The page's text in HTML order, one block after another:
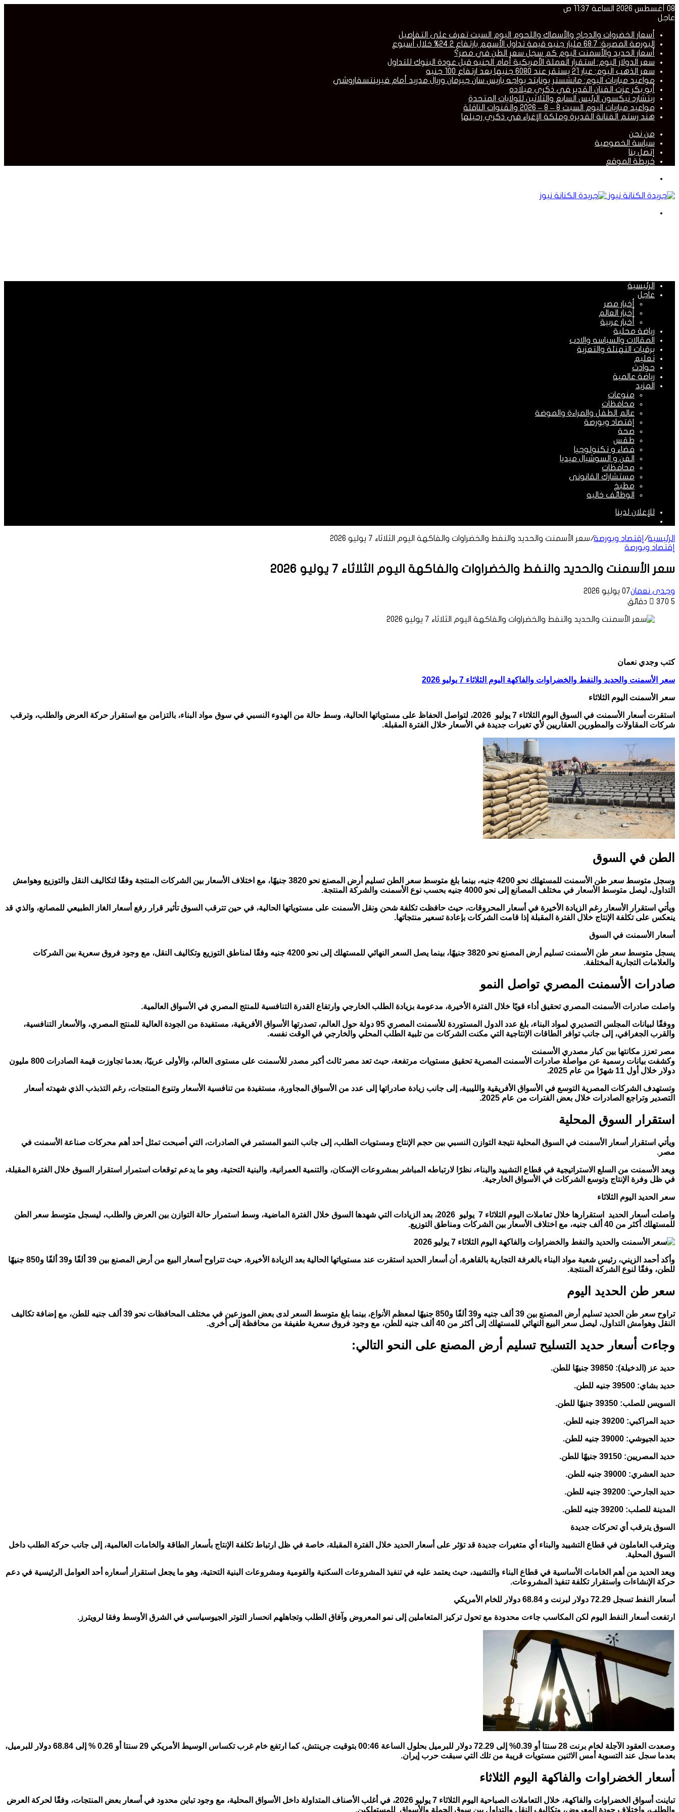
08 أغسطس 2026 الساعة 11:37 ص
عاجل
أسعار الخضروات والدجاج والأسماك واللحوم اليوم السبت تعرف على التفاصيل
البورصة المصرية: 68.7 مليار جنيه قيمة تداول الأسهم بارتفاع 24.2% خلال أسبوع
أسعار الحديد والأسمنت اليوم كم سجل سعر الطن في مصر؟
سعر الدولار اليوم: استقرار العملة الأمريكية أمام الجنيه قبل عودة البنوك للتداول
سعر الذهب اليوم: عيار 21 يستقر عند 6080 جنيها بعد ارتفاع 100 جنيه
مواعيد مباريات اليوم: مانشستر يونايتد يواجه باريس سان جيرمان وريال مدريد أمام فيرينتسفاروشي
أبو بكر عزت الفنان القدير في ذكري ميلاده
ريتشارد نيكسون الرئيس السابع والثلاثين للولايات المتحدة
مواعيد مباريات اليوم السبت 8 – 8 – 2026 والقنوات الناقلة
هند رستم الفنانة القديرة وملكة الإغراء في ذكري رحيلها
من نحن
سياسة الخصوصية
إتصل بنا
خريطة الموقع
الرئيسية
عاجل
أخبار مصر
أخبار العالم
أخبار عربية
رياضة محلية
المقالات والسياسه والادب
برقيات التهنئة والتعزية
تعليم
حوادث
رياضة عالمية
المزيد
منوعات
محافظات
عالم الطفل والمراءة والموضة
إقتصاد وبورصة
صحة
طقس
فضاء و تكنولوجيا
الفن و السوشيال ميديا
محافظات
مستشارك القانونى
مطبخ
الوظائف خاليه
للإعلان لدينا
الرئيسية/ إقتصاد وبورصة/سعر الأسمنت والحديد والنفط والخضراوات والفاكهة اليوم الثلاثاء 7 يوليو 2026
إقتصاد وبورصة
سعر الأسمنت والحديد والنفط والخضراوات والفاكهة اليوم الثلاثاء 7 يوليو 2026
وجدى نعمان07 يوليو 2026
370 5 دقائق
كتب وجدي نعمان
سعر الأسمنت والحديد والنفط والخضراوات والفاكهة اليوم الثلاثاء 7 يوليو 2026
سعر الأسمنت اليوم الثلاثاء
استقرت أسعار الأسمنت في السوق اليوم الثلاثاء 7 يوليو 2026، لتواصل الحفاظ على مستوياتها الحالية، وسط حالة من الهدوء النسبي في سوق مواد البناء، بالتزامن مع استقرار حركة العرض والطلب، وترقب
شركات المقاولات والمطورين العقاريين لأي تغيرات جديدة في الأسعار خلال الفترة المقبلة.
الطن في السوق
وسجل متوسط سعر طن الأسمنت للمستهلك نحو 4200 جنيه، بينما بلغ متوسط سعر الطن تسليم أرض المصنع نحو 3820 جنيهًا، مع اختلاف الأسعار بين الشركات المنتجة وفقًا لتكاليف النقل والتوزيع وهوامش
التداول، ليصل متوسط الأسعار في مختلف المصانع إلى نحو 4000 جنيه بحسب نوع الأسمنت والشركة المنتجة.
ويأتي استقرار الأسعار رغم الزيادة الأخيرة في أسعار المحروقات، حيث حافظت تكلفة شحن ونقل الأسمنت على مستوياتها الحالية، في حين تترقب السوق تأثير قرار رفع أسعار الغاز الطبيعي للمصانع، والذي قد
ينعكس على تكلفة الإنتاج خلال الفترة المقبلة إذا قامت الشركات بإعادة تسعير منتجاتها.
أسعار الأسمنت في السوق
يسجل متوسط سعر طن الأسمنت تسليم أرض المصنع نحو 3820 جنيهًا، بينما يصل السعر النهائي للمستهلك إلى نحو 4200 جنيه وفقًا لمناطق التوزيع وتكاليف النقل، مع وجود فروق سعرية بين الشركات
والعلامات التجارية المختلفة.
صادرات الأسمنت المصري تواصل النمو
واصلت صادرات الأسمنت المصري تحقيق أداء قويًا خلال الفترة الأخيرة، مدعومة بزيادة الطلب الخارجي وارتفاع القدرة التنافسية للمنتج المصري في الأسواق العالمية.
ووفقًا لبيانات المجلس التصديري لمواد البناء، بلغ عدد الدول المستوردة للأسمنت المصري 95 دولة حول العالم، تصدرتها الأسواق الأفريقية، مستفيدة من الجودة العالية للمنتج المصري، والأسعار التنافسية،
والقرب الجغرافي، إلى جانب توافر الطاقات الإنتاجية التي مكنت الشركات من تلبية الطلب المحلي والخارجي في الوقت نفسه.
مصر تعزز مكانتها بين كبار مصدري الأسمنت
وكشفت بيانات رسمية عن مواصلة صادرات الأسمنت المصرية تحقيق مستويات مرتفعة، حيث تعد مصر ثالث أكبر مصدر للأسمنت على مستوى العالم، والأولى عربيًا، بعدما تجاوزت قيمة الصادرات 800 مليون
دولار خلال أول 11 شهرًا من عام 2025.
وتستهدف الشركات المصرية التوسع في الأسواق الأفريقية والليبية، إلى جانب زيادة صادراتها إلى عدد من الأسواق المجاورة، مستفيدة من تنافسية الأسعار وتنوع المنتجات، رغم التذبذب الذي شهدته أسعار
التصدير وتراجع الصادرات خلال بعض الفترات من عام 2025.
استقرار السوق المحلية
ويأتي استقرار أسعار الأسمنت في السوق المحلية نتيجة التوازن النسبي بين حجم الإنتاج ومستويات الطلب، إلى جانب النمو المستمر في الصادرات، التي أصبحت تمثل أحد أهم محركات صناعة الأسمنت في
مصر.
ويعد الأسمنت من السلع الاستراتيجية في قطاع التشييد والبناء، نظرًا لارتباطه المباشر بمشروعات الإسكان، والتنمية العمرانية، والبنية التحتية، وهو ما يدعم توقعات استمرار استقرار السوق خلال الفترة المقبلة،
في ظل وفرة الإنتاج وتوسع الشركات في الأسواق الخارجية.
سعر الحديد اليوم الثلاثاء
واصلت أسعار الحديد استقرارها خلال تعاملات اليوم الثلاثاء 7 يوليو 2026، بعد الزيادات التي شهدها السوق خلال الفترة الماضية، وسط استمرار حالة التوازن بين العرض والطلب، ليسجل متوسط سعر الطن
للمستهلك أكثر من 40 ألف جنيه، مع اختلاف الأسعار بين الشركات ومناطق التوزيع.
وأكد أحمد الزيني، رئيس شعبة مواد البناء بالغرفة التجارية بالقاهرة، أن أسعار الحديد استقرت عند مستوياتها الحالية بعد الزيادة الأخيرة، حيث تتراوح أسعار البيع من أرض المصنع بين 39 ألفًا و39 ألفًا و850 جنيهًا
للطن، وفقًا لنوع الشركة المنتجة.
سعر طن الحديد اليوم
تراوح سعر طن الحديد تسليم أرض المصنع بين 39 ألف جنيه و39 ألفًا و850 جنيهًا لمعظم الأنواع، بينما بلغ متوسط السعر لدى بعض الموزعين في مختلف المحافظات نحو 39 ألف جنيه للطن، مع إضافة تكاليف
النقل وهوامش التداول، ليصل سعر البيع النهائي للمستهلك إلى أكثر من 40 ألف جنيه للطن، مع وجود فروق سعرية طفيفة من محافظة إلى أخرى.
وجاءت أسعار حديد التسليح تسليم أرض المصنع على النحو التالي:
حديد عز (الدخيلة): 39850 جنيهًا للطن.
حديد بشاي: 39500 جنيه للطن.
السويس للصلب: 39350 جنيهًا للطن.
حديد المراكبي: 39200 جنيه للطن.
حديد الجيوشي: 39000 جنيه للطن.
حديد المصريين: 39150 جنيهًا للطن.
حديد العشري: 39000 جنيه للطن.
حديد الجارحي: 39200 جنيه للطن.
المدينة للصلب: 39200 جنيه للطن.
السوق يترقب أي تحركات جديدة
ويترقب العاملون في قطاع التشييد والبناء أي متغيرات جديدة قد تؤثر على أسعار الحديد خلال الفترة المقبلة، خاصة في ظل ارتباط تكلفة الإنتاج بأسعار الطاقة والخامات العالمية، إلى جانب حركة الطلب داخل
السوق المحلية.
ويعد الحديد من أهم الخامات الأساسية في قطاع البناء والتشييد، حيث يعتمد عليه في تنفيذ المشروعات السكنية والقومية ومشروعات البنية التحتية، وهو ما يجعل استقرار أسعاره أحد العوامل الرئيسية في دعم
حركة الإنشاءات واستقرار تكلفة تنفيذ المشروعات.
أسعار النفط تسجل 72.29 دولار لبرنت و 68.84 دولار للخام الأمريكي
ارتفعت أسعار النفط اليوم لكن المكاسب جاءت محدودة مع تحول تركيز المتعاملين إلى نمو المعروض وآفاق الطلب ​وتجاهلهم انحسار التوتر الجيوسياسي في الشرق الأوسط وفقا لرويترز.
وصعدت العقود الآجلة ‌لخام برنت 28 سنتا أو 0.39% إلى 72.29 دولار للبرميل بحلول الساعة 00:46 بتوقيت جرينتش، كما ارتفع خام غرب تكساس الوسيط الأمريكي ​29 سنتا أو 0.26 % إلى 68.84 دولار للبرميل،
​بعدما سجل عند التسوية أمس الاثنين مستويات قريبة من ⁠تلك التي سبقت حرب إيران.
أسعار الخضراوات والفاكهة اليوم الثلاثاء
تباينت أسواق الخضراوات والفاكهة، خلال التعاملات الصباحية اليوم الثلاثاء 7 يوليو 2026، في أغلب الأصناف المتداولة داخل الأسواق المحلية، مع وجود تباين محدود في أسعار بعض المنتجات، وفقًا لحركة العرض
والطلب، واختلاف جودة المعروض، وتكاليف النقل والتداول بين سوق الجملة والأسواق للمستهلكين.